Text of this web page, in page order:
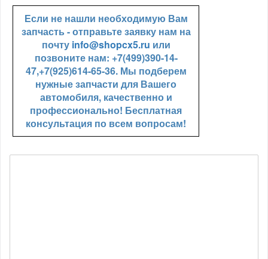
Если не нашли необходимую Вам
запчасть - отправьте заявку нам на
почту info@shopcx5.ru или
позвоните нам: +7(499)390-14-
47,+7(925)614-65-36. Мы подберем
нужные запчасти для Вашего
автомобиля, качественно и
профессионально! Бесплатная
консультация по всем вопросам!